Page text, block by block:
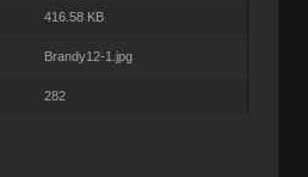
416.58 KB
Brandy12-1.jpg
282